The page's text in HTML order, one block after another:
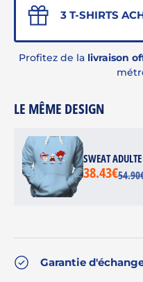
3 T-SHIRTS
Profitez de la livraison
LE MÊME DESIGN
SWEAT
38.43€
Garantie